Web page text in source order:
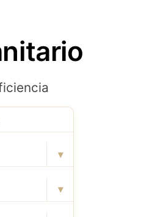
▾
▾